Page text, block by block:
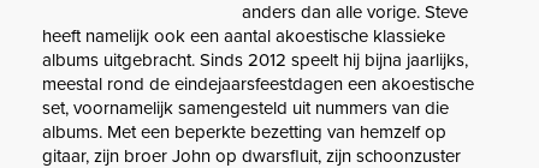
anders dan alle vorige. Steve
heeft namelijk ook een aantal akoestische klassieke
albums uitgebracht. Sinds 2012 speelt hij bijna jaarlijks,
meestal rond de eindejaarsfeestdagen een akoestische
set, voornamelijk samengesteld uit nummers van die
albums. Met een beperkte bezetting van hemzelf op
gitaar, zijn broer John op dwarsfluit, zijn schoonzuster